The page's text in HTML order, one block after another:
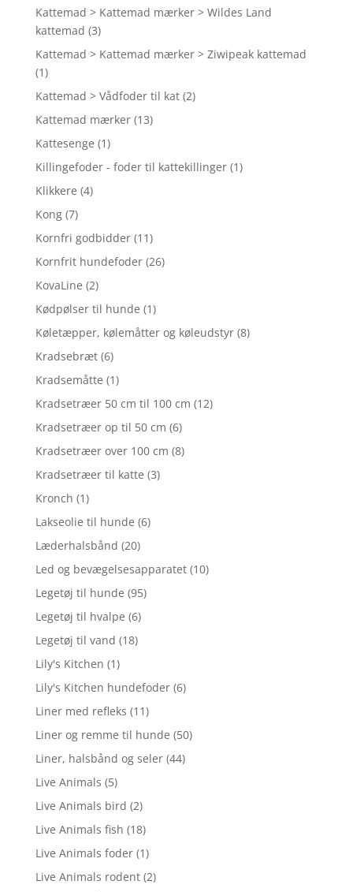
Kattemad > Kattemad mærker > Wildes Land
kattemad (3)
Kattemad > Kattemad mærker > Ziwipeak kattemad
(1)
Kattemad > Vådfoder til kat (2)
Kattemad mærker (13)
Kattesenge (1)
Killingefoder - foder til kattekillinger (1)
Klikkere (4)
Kong (7)
Kornfri godbidder (11)
Kornfrit hundefoder (26)
KovaLine (2)
Kødpølser til hunde (1)
Køletæpper, kølemåtter og køleudstyr (8)
Kradsebræt (6)
Kradsemåtte (1)
Kradsetræer 50 cm til 100 cm (12)
Kradsetræer op til 50 cm (6)
Kradsetræer over 100 cm (8)
Kradsetræer til katte (3)
Kronch (1)
Lakseolie til hunde (6)
Læderhalsbånd (20)
Led og bevægelsesapparatet (10)
Legetøj til hunde (95)
Legetøj til hvalpe (6)
Legetøj til vand (18)
Lily's Kitchen (1)
Lily's Kitchen hundefoder (6)
Liner med refleks (11)
Liner og remme til hunde (50)
Liner, halsbånd og seler (44)
Live Animals (5)
Live Animals bird (2)
Live Animals fish (18)
Live Animals foder (1)
Live Animals rodent (2)